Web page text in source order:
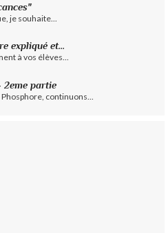
je souhaite...
expliqué et...
à vos élèves...
2eme partie
continuons...